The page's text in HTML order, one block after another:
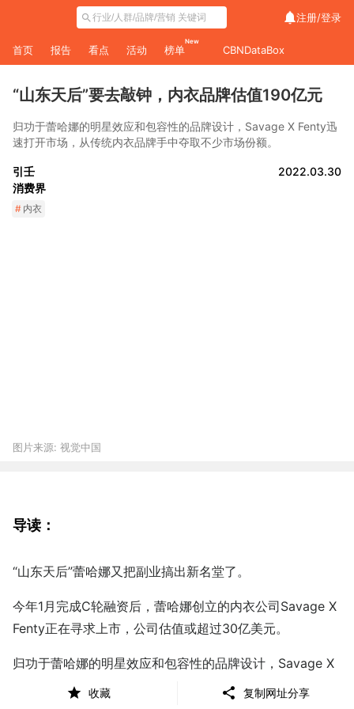
注册/登录
首页 报告 看点 活动 榜单
New
CBNDataBox
“山东天后”要去敲钟，内衣品牌估值190亿元
归功于蕾哈娜的明星效应和包容性的品牌设计，Savage X Fenty迅
速打开市场，从传统内衣品牌手中夺取不少市场份额。
引壬
消费界
2022.03.30
# 内衣
图片来源: 视觉中国
导读：
“山东天后”蕾哈娜又把副业搞出新名堂了。
今年1月完成C轮融资后，蕾哈娜创立的内衣公司Savage X
Fenty正在寻求上市，公司估值或超过30亿美元。
归功于蕾哈娜的明星效应和包容性的品牌设计，Savage X
Fenty迅速打开市场，从传统内衣品牌手中夺取不少市场份
收藏 复制网址分享